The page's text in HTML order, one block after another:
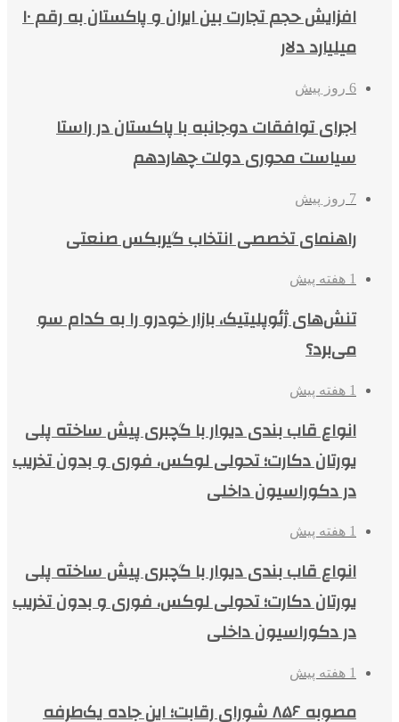
افزایش حجم تجارت بین ایران و پاکستان به رقم ۱۰
میلیارد دلار
6 روز پیش
اجرای توافقات دوجانبه با پاکستان در راستا
سیاست محوری دولت چهاردهم
7 روز پیش
راهنمای تخصصی انتخاب گیربکس صنعتی
1 هفته پیش
تنش‌های ژئوپلیتیک، بازار خودرو را به کدام سو
می‌برد؟
1 هفته پیش
انواع قاب بندی دیوار با گچبری پیش ساخته پلی
یورتان دکارت؛ تحولی لوکس، فوری و بدون تخریب
در دکوراسیون داخلی
1 هفته پیش
انواع قاب بندی دیوار با گچبری پیش ساخته پلی
یورتان دکارت؛ تحولی لوکس، فوری و بدون تخریب
در دکوراسیون داخلی
1 هفته پیش
مصوبه ۸۵۶ شورای رقابت؛ این جاده یک‌طرفه